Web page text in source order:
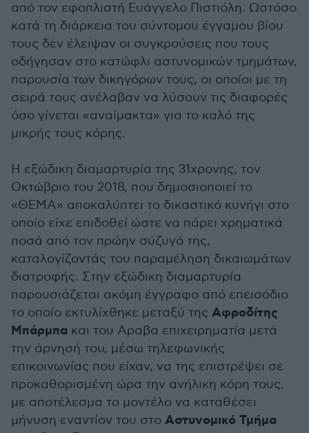
από τον εφοπλιστή Ευάγγελο Πιστιόλη. Ωστόσο
κατά τη διάρκεια του σύντομου έγγαμου βίου
τους δεν έλειψαν οι συγκρούσεις που τους
οδήγησαν στο κατώφλι αστυνομικών τμημάτων,
παρουσία των δικηγόρων τους, οι οποίοι με τη
σειρά τους ανέλαβαν να λύσουν τις διαφορές
όσο γίνεται «αναίμακτα» για το καλό της
μικρής τους κόρης.
Η εξώδικη διαμαρτυρία της 31χρονης, τον
Οκτώβριο του 2018, που δημοσιοποιεί το
«ΘΕΜΑ» αποκαλύπτει το δικαστικό κυνήγι στο
οποίο είχε επιδοθεί ώστε να πάρει χρηματικά
ποσά από τον πρώην σύζυγό της,
καταλογίζοντάς του παραμέληση δικαιωμάτων
διατροφής. Στην εξώδικη διαμαρτυρία
παρουσιάζεται ακόμη έγγραφο από επεισόδιο
το οποίο εκτυλίχθηκε μεταξύ της Αφροδίτης
Μπάρμπα και του Αραβα επιχειρηματία μετά
την άρνησή του, μέσω τηλεφωνικής
επικοινωνίας που είχαν, να της επιστρέψει σε
προκαθορισμένη ώρα την ανήλικη κόρη τους,
με αποτέλεσμα το μοντέλο να καταθέσει
μήνυση εναντίον του στο Αστυνομικό Τμήμα